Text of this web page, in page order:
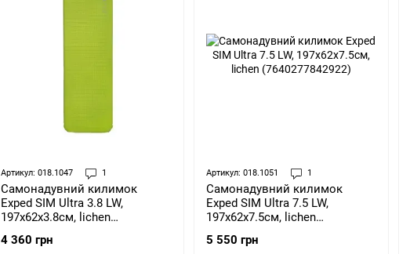
Артикул: 018.1047 1
Самонадувний килимок
Exped SIM Ultra 3.8 LW,
197х62х3.8см, lichen
4 360 грн
Артикул: 018.1051 1
Самонадувний килимок
Exped SIM Ultra 7.5 LW,
197х62х7.5см, lichen
5 550 грн